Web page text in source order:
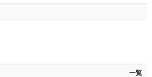
一覧